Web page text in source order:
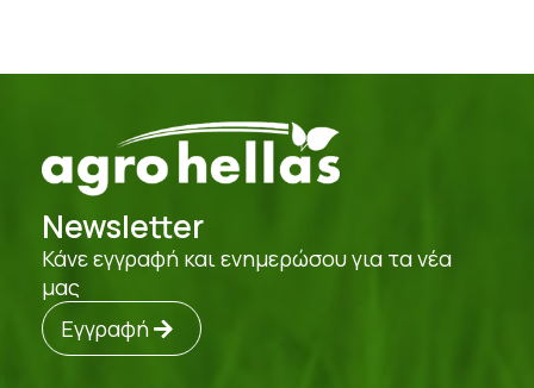
Newsletter
Κάνε εγγραφή και ενημερώσου για τα νέα
μας
Εγγραφή